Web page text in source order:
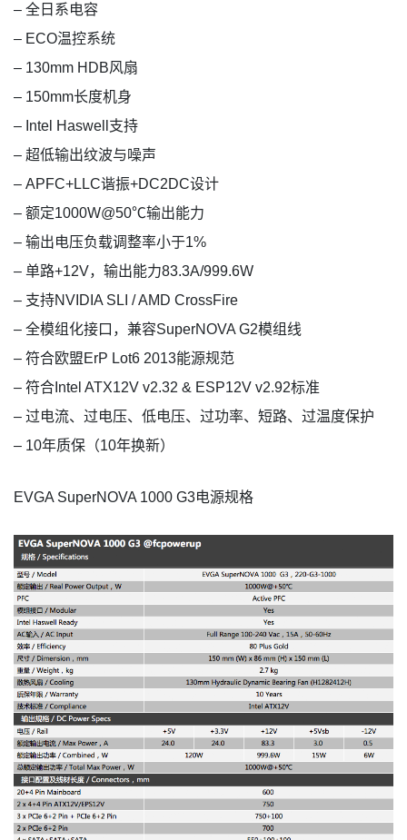
– 全日系电容
– ECO温控系统
– 130mm HDB风扇
– 150mm长度机身
– Intel Haswell支持
– 超低输出纹波与噪声
– APFC+LLC谐振+DC2DC设计
– 额定1000W@50℃输出能力
– 输出电压负载调整率小于1%
– 单路+12V，输出能力83.3A/999.6W
– 支持NVIDIA SLI / AMD CrossFire
– 全模组化接口，兼容SuperNOVA G2模组线
– 符合欧盟ErP Lot6 2013能源规范
– 符合Intel ATX12V v2.32 & ESP12V v2.92标准
– 过电流、过电压、低电压、过功率、短路、过温度保护
– 10年质保（10年换新）
EVGA SuperNOVA 1000 G3电源规格